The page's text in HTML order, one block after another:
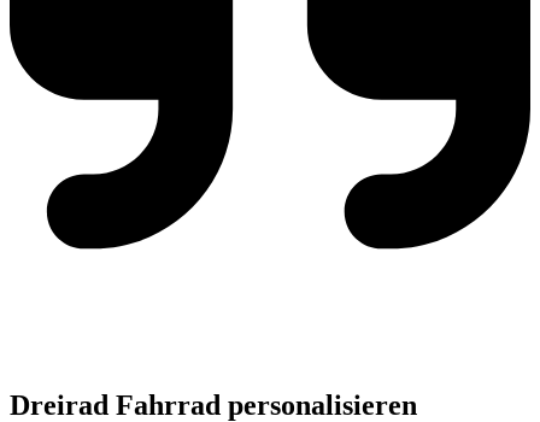
Dreirad Fahrrad personalisieren